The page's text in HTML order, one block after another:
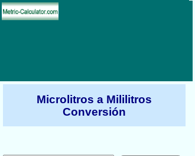
Microlitros a Mililitros
Conversión